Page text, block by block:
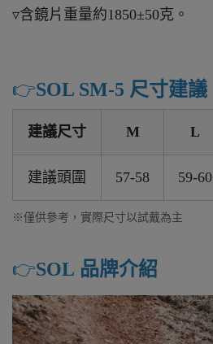
▿含鏡片重量約1850±50克。
👉️SOL SM-5 尺寸建議
建議尺寸 M L
建議頭圍 57-58 59-60
※僅供參考，實際尺寸以試戴為主
👉️SOL 品牌介紹